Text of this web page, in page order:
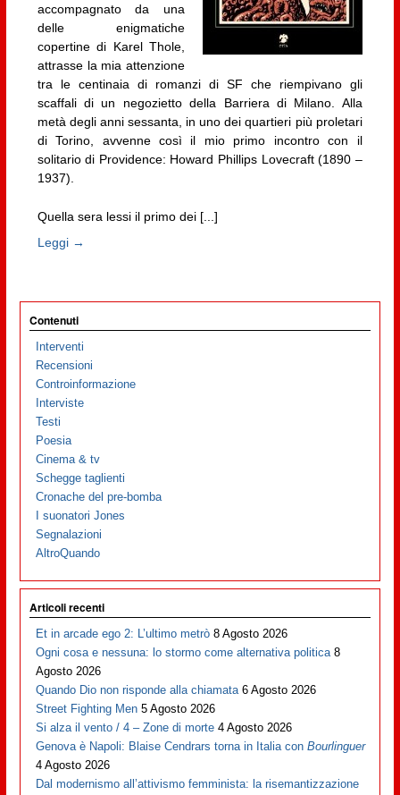
accompagnato da una
delle enigmatiche
copertine di Karel Thole,
attrasse la mia attenzione
tra le centinaia di romanzi di SF che riempivano gli
scaffali di un negozietto della Barriera di Milano. Alla
metà degli anni sessanta, in uno dei quartieri più proletari
di Torino, avvenne così il mio primo incontro con il
solitario di Providence: Howard Phillips Lovecraft (1890 –
1937).
Quella sera lessi il primo dei [...]
Leggi →
Contenuti
Interventi
Recensioni
Controinformazione
Interviste
Testi
Poesia
Cinema & tv
Schegge taglienti
Cronache del pre-bomba
I suonatori Jones
Segnalazioni
AltroQuando
Articoli recenti
Et in arcade ego 2: L’ultimo metrò 8 Agosto 2026
Ogni cosa e nessuna: lo stormo come alternativa politica 8
Agosto 2026
Quando Dio non risponde alla chiamata 6 Agosto 2026
Street Fighting Men 5 Agosto 2026
Si alza il vento / 4 – Zone di morte 4 Agosto 2026
Genova è Napoli: Blaise Cendrars torna in Italia conBourlinguer
4 Agosto 2026
Dal modernismo all’attivismo femminista: la risemantizzazione